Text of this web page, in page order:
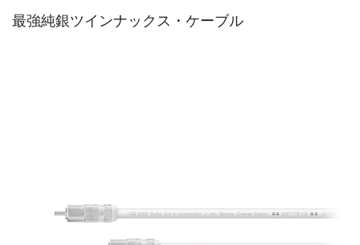
最強純銀ツインナックス・ケーブル